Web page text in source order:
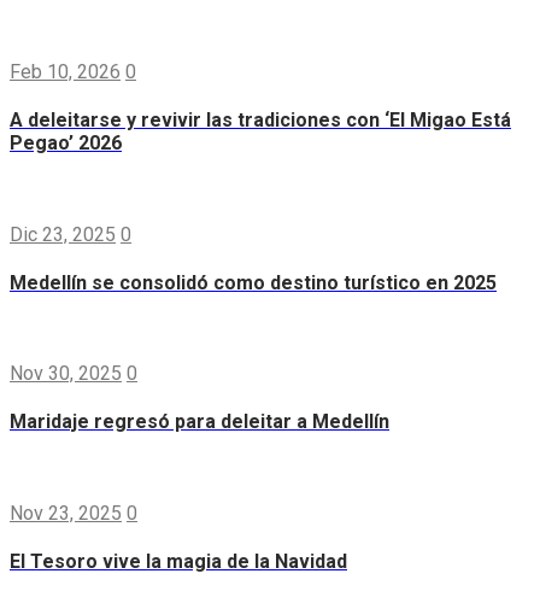
Feb 10, 2026 0
A deleitarse y revivir las tradiciones con ‘El Migao Está
Pegao’ 2026
Dic 23, 2025 0
Medellín se consolidó como destino turístico en 2025
Nov 30, 2025 0
Maridaje regresó para deleitar a Medellín
Nov 23, 2025 0
El Tesoro vive la magia de la Navidad